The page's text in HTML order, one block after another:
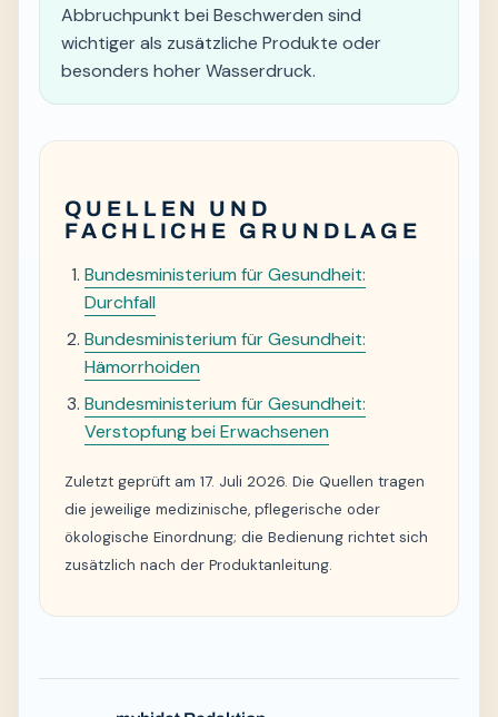
Abbruchpunkt bei Beschwerden sind
wichtiger als zusätzliche Produkte oder
besonders hoher Wasserdruck.
QUELLEN UND
FACHLICHE GRUNDLAGE
Bundesministerium für Gesundheit:
Durchfall
Bundesministerium für Gesundheit:
Hämorrhoiden
Bundesministerium für Gesundheit:
Verstopfung bei Erwachsenen
Zuletzt geprüft am 17. Juli 2026. Die Quellen tragen
die jeweilige medizinische, pflegerische oder
ökologische Einordnung; die Bedienung richtet sich
zusätzlich nach der Produktanleitung.